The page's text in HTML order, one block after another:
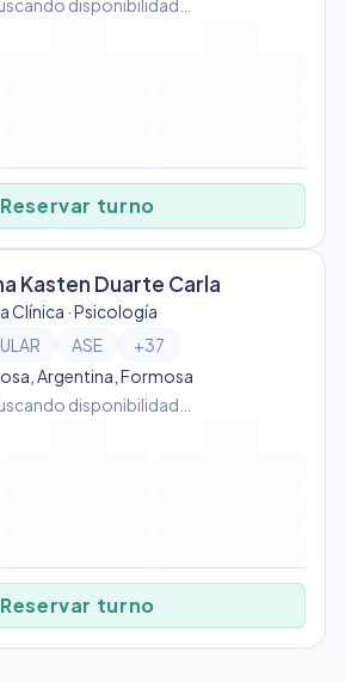
disponibilidad…
Reservar turno
Kasten Duarte Carla
Clínica · Psicología
ASE +37
Argentina, Formosa
disponibilidad…
Reservar turno